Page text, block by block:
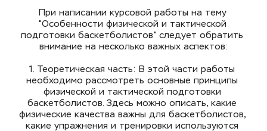
При написании курсовой работы на тему
"Особенности физической и тактической
подготовки баскетболистов" следует обратить
внимание на несколько важных аспектов:
1. Теоретическая часть: В этой части работы
необходимо рассмотреть основные принципы
физической и тактической подготовки
баскетболистов. Здесь можно описать, какие
физические качества важны для баскетболистов,
какие упражнения и тренировки используются